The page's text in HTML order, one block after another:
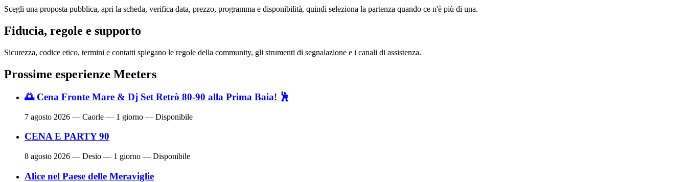
Scegli una proposta pubblica, apri la scheda, verifica data, prezzo, programma e disponibilità, quindi seleziona la partenza quando ce n'è più di una.
Fiducia, regole e supporto
Sicurezza, codice etico, termini e contatti spiegano le regole della community, gli strumenti di segnalazione e i canali di assistenza.
Prossime esperienze Meeters
🌅 Cena Fronte Mare & Dj Set Retrò 80-90 alla Prima Baia! 🕺
7 agosto 2026 — Caorle — 1 giorno — Disponibile
CENA E PARTY 90
8 agosto 2026 — Desio — 1 giorno — Disponibile
Alice nel Paese delle Meraviglie